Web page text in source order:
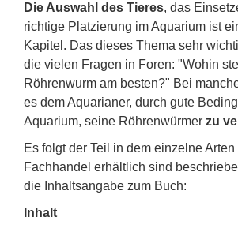
Die Auswahl des Tieres, das
richtige Platzierung im Aquarium ist
Kapitel. Das dieses Thema sehr
die vielen Fragen in Foren: "Wohin
Röhrenwurm am besten?" Bei
es dem Aquarianer, durch gute
Aquarium, seine Röhrenwürmer zu
Es folgt der Teil in dem einzelne
Fachhandel erhältlich sind
die Inhaltsangabe zum Buch:
Inhalt